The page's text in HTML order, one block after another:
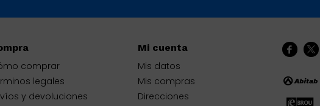
 
comprar
legales
y devoluciones
Mi cuenta
Mis datos
Mis compras
Direcciones